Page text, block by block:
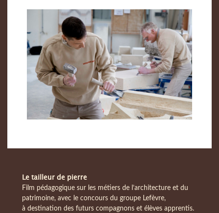
Le tailleur de pierre
Film pédagogique sur les métiers de l’architecture et du
patrimoine, avec le concours du groupe Lefèvre,
à destination des futurs compagnons et élèves apprentis.